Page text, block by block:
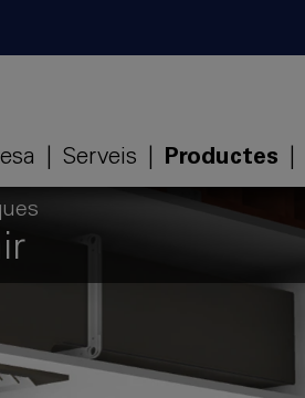
Serveis Productes